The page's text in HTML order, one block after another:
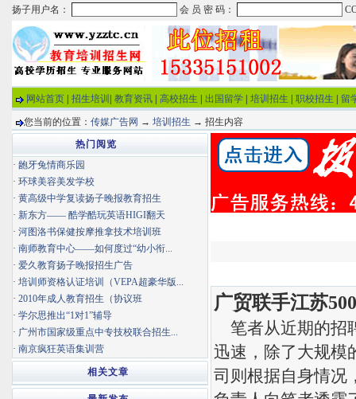
网站首页 招生培训 教育资讯 高校招生 出国留学 培训招生 职校招生 留
您当前的位置： 传媒广告网 → 培训招生 → 招生内容
广贸联手江苏
笔者从近期的招
迅速，除了大规模
司则根据自身情况
热门阅览
· 龅牙兔情商乐园
· 环球美容美发学校
· 黄高级中学复读扬子晚报教育招生
· 新东方—— 酷学酷玩英语HIGI翻天
· 河图洛书保健按摩推拿技术培训班
· 南师教育中心——如何度过“幼小衔...
· 爱久教育扬子晚报招生广告
· 培训师资格认证培训（VEPA超豪华版...
· 2010年成人教育招生（协议班
· 学尔思推出“1对1”辅导
· 广州市国家级重点中专技校联合招生...
· 南京疯狂英语集训营
相关文章